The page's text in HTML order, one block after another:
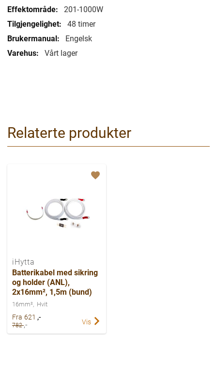
201-1000W
48 timer
Engelsk
Vårt lager
Relaterte produkter
iHytta
Batterikabel med sikring
og holder (ANL),
2x16mm², 1,5m (bund)
16mm² Hvit
Fra 621 ,-
782,- Vis